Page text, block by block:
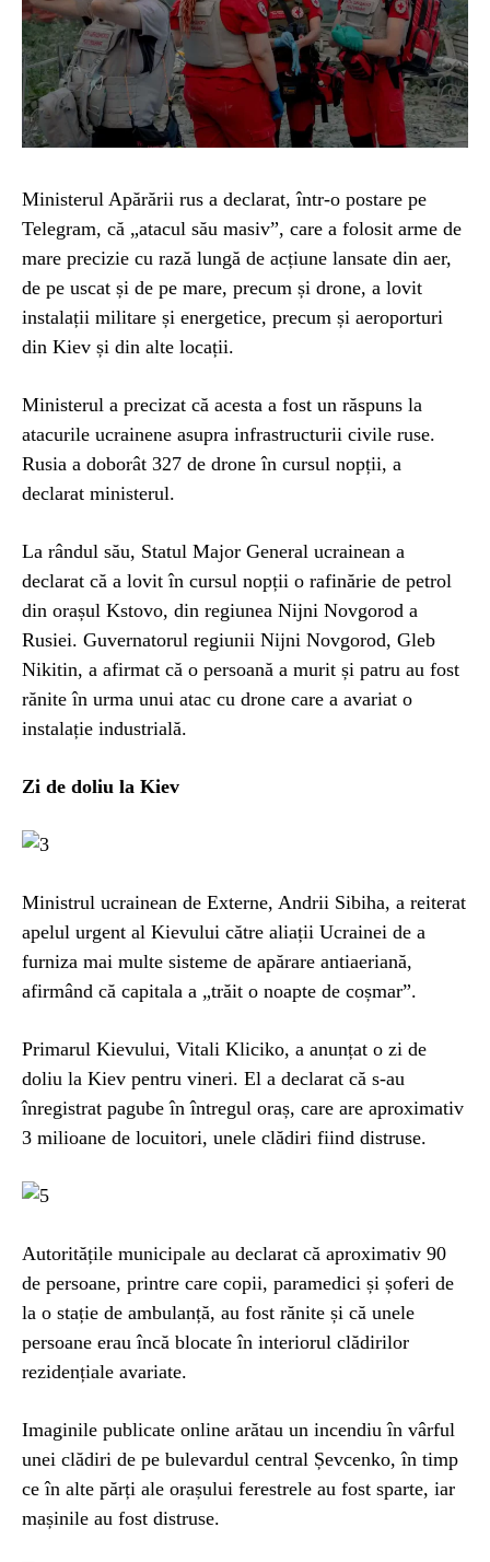
Ministerul Apărării rus a declarat, într-o postare pe
Telegram, că „atacul său masiv”, care a folosit arme de
mare precizie cu rază lungă de acțiune lansate din aer,
de pe uscat și de pe mare, precum și drone, a lovit
instalații militare și energetice, precum și aeroporturi
din Kiev și din alte locații.
Ministerul a precizat că acesta a fost un răspuns la
atacurile ucrainene asupra infrastructurii civile ruse.
Rusia a doborât 327 de drone în cursul nopții, a
declarat ministerul.
La rândul său, Statul Major General ucrainean a
declarat că a lovit în cursul nopții o rafinărie de petrol
din orașul Kstovo, din regiunea Nijni Novgorod a
Rusiei. Guvernatorul regiunii Nijni Novgorod, Gleb
Nikitin, a afirmat că o persoană a murit și patru au fost
rănite în urma unui atac cu drone care a avariat o
instalație industrială.
Zi de doliu la Kiev
Ministrul ucrainean de Externe, Andrii Sibiha, a reiterat
apelul urgent al Kievului către aliații Ucrainei de a
furniza mai multe sisteme de apărare antiaeriană,
afirmând că capitala a „trăit o noapte de coșmar”.
Primarul Kievului, Vitali Kliciko, a anunțat o zi de
doliu la Kiev pentru vineri. El a declarat că s-au
înregistrat pagube în întregul oraș, care are aproximativ
3 milioane de locuitori, unele clădiri fiind distruse.
Autoritățile municipale au declarat că aproximativ 90
de persoane, printre care copii, paramedici și șoferi de
la o stație de ambulanță, au fost rănite și că unele
persoane erau încă blocate în interiorul clădirilor
rezidențiale avariate.
Imaginile publicate online arătau un incendiu în vârful
unei clădiri de pe bulevardul central Șevcenko, în timp
ce în alte părți ale orașului ferestrele au fost sparte, iar
mașinile au fost distruse.